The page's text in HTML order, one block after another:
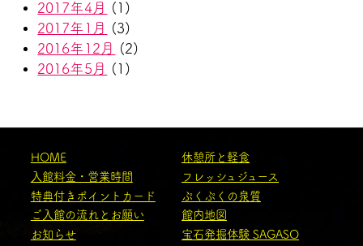
2017年4月
(1)
2017年1月
(3)
2016年12月
(2)
2016年5月
(1)
HOME
入館料金・営業時間
特典付きポイントカード
ご入館の流れとお願い
お知らせ
休憩所と軽食
フレッシュジュース
ぷくぷくの泉質
館内地図
宝石発掘体験 SAGASO